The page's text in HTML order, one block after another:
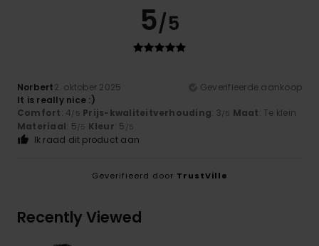
5/5
Norbert2. oktober 2025
Geverifieerde aankoop
It is really nice :)
Comfort: 4/5 Prijs-kwaliteitverhouding: 3/5 Maat: Te klein
Materiaal: 5/5 Kleur: 5 /5
Ik raad dit product aan
Geverifieerd door TrustVille
Recently Viewed